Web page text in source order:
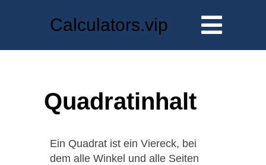
Calculators.vip
Quadratinhalt
Ein Quadrat ist ein Viereck, bei
dem alle Winkel und alle Seiten